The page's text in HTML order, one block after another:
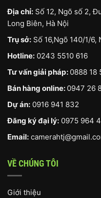
Địa chỉ: Số 12, Ngõ số 2,
Long Biên, Hà Nội
Trụ sở: Số 16,Ngõ 140/1/
Hotline: 0243 5510 616
Tư vấn giải pháp: 0888 18
Bán hàng online: 0947 26
Dự án: 0916 941 832
Đăng ký đại lý: 0975 964
Email:
VỀ CHÚNG TÔI
Giới thiệu